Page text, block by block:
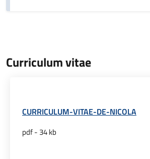
Curriculum vitae
CURRICULUM-VITAE-DE-NICOLA
pdf - 34 kb